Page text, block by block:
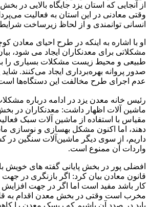
از آنجایی که استان یزد جایگاه بالایی در
وقتی معادنی در این استان به فعالیت
انسانی توانمندی و از لحاظ زیرساخت شرایط
او با اشاره به اینکه در طرح احیای معادن
مشکلاتی برای معدنکاران ایجاد می شود،
طبیعی و محیط زیست مشکلات بسیاری را
صدور پروانه بهره‌برداری ایجاد می‌کنند.
عدم اجرای طرح مخالفت این دستگاه‌ها
رئیس خانه معدن یزد در ادامه درباره
ماشین آلات اظهار داشت: معدنکاران در
مقیاس با استفاده از ماشین آلات سبک
دهند، اما اکنون مشکل بهسازی و نوسازی
داریم، از سوی دیگر ماشین‌آلات سنگین در
واردات آن ممنوع است.
افضلی پور در بخش پایانی گفته های خویش
قانون معادن بیان کرد: اگر بازنگری در
کار باشد مفید است اما اگر در جهت
مخرب است وقتی در بخش معدن اقدام به
باید در صدد آن باشیم که ریسک معدن را